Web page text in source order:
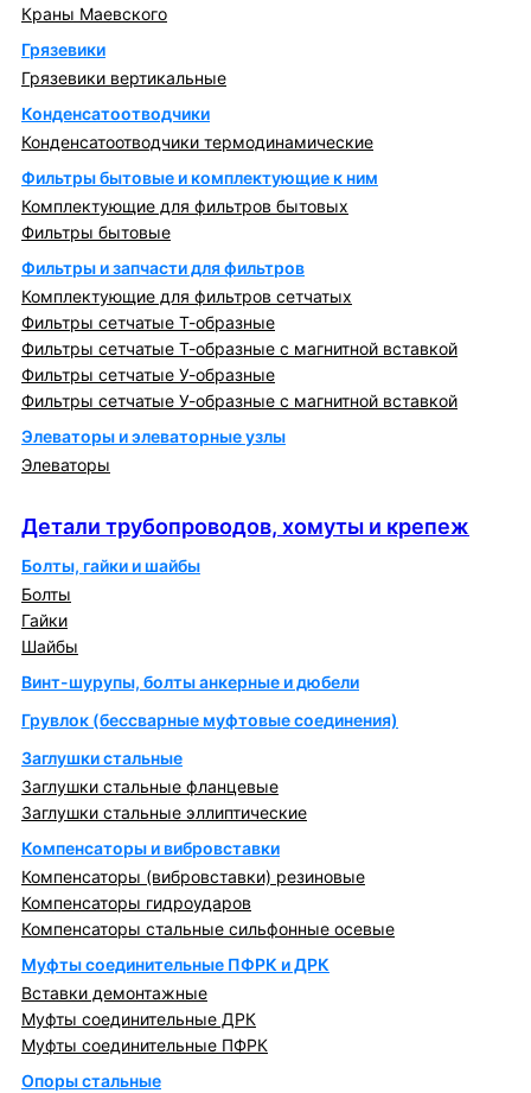
Краны Маевского
Грязевики
Грязевики вертикальные
Конденсатоотводчики
Конденсатоотводчики термодинамические
Фильтры бытовые и комплектующие к ним
Комплектующие для фильтров бытовых
Фильтры бытовые
Фильтры и запчасти для фильтров
Комплектующие для фильтров сетчатых
Фильтры сетчатые Т-образные
Фильтры сетчатые Т-образные с магнитной вставкой
Фильтры сетчатые У-образные
Фильтры сетчатые У-образные с магнитной вставкой
Элеваторы и элеваторные узлы
Элеваторы
Детали трубопроводов, хомуты и крепеж
Болты, гайки и шайбы
Болты
Гайки
Шайбы
Винт-шурупы, болты анкерные и дюбели
Грувлок (бессварные муфтовые соединения)
Заглушки стальные
Заглушки стальные фланцевые
Заглушки стальные эллиптические
Компенсаторы и вибровставки
Компенсаторы (вибровставки) резиновые
Компенсаторы гидроударов
Компенсаторы стальные сильфонные осевые
Муфты соединительные ПФРК и ДРК
Вставки демонтажные
Муфты соединительные ДРК
Муфты соединительные ПФРК
Опоры стальные